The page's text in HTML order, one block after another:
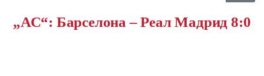
„АС“: Барселона – Реал Мадрид 8:0